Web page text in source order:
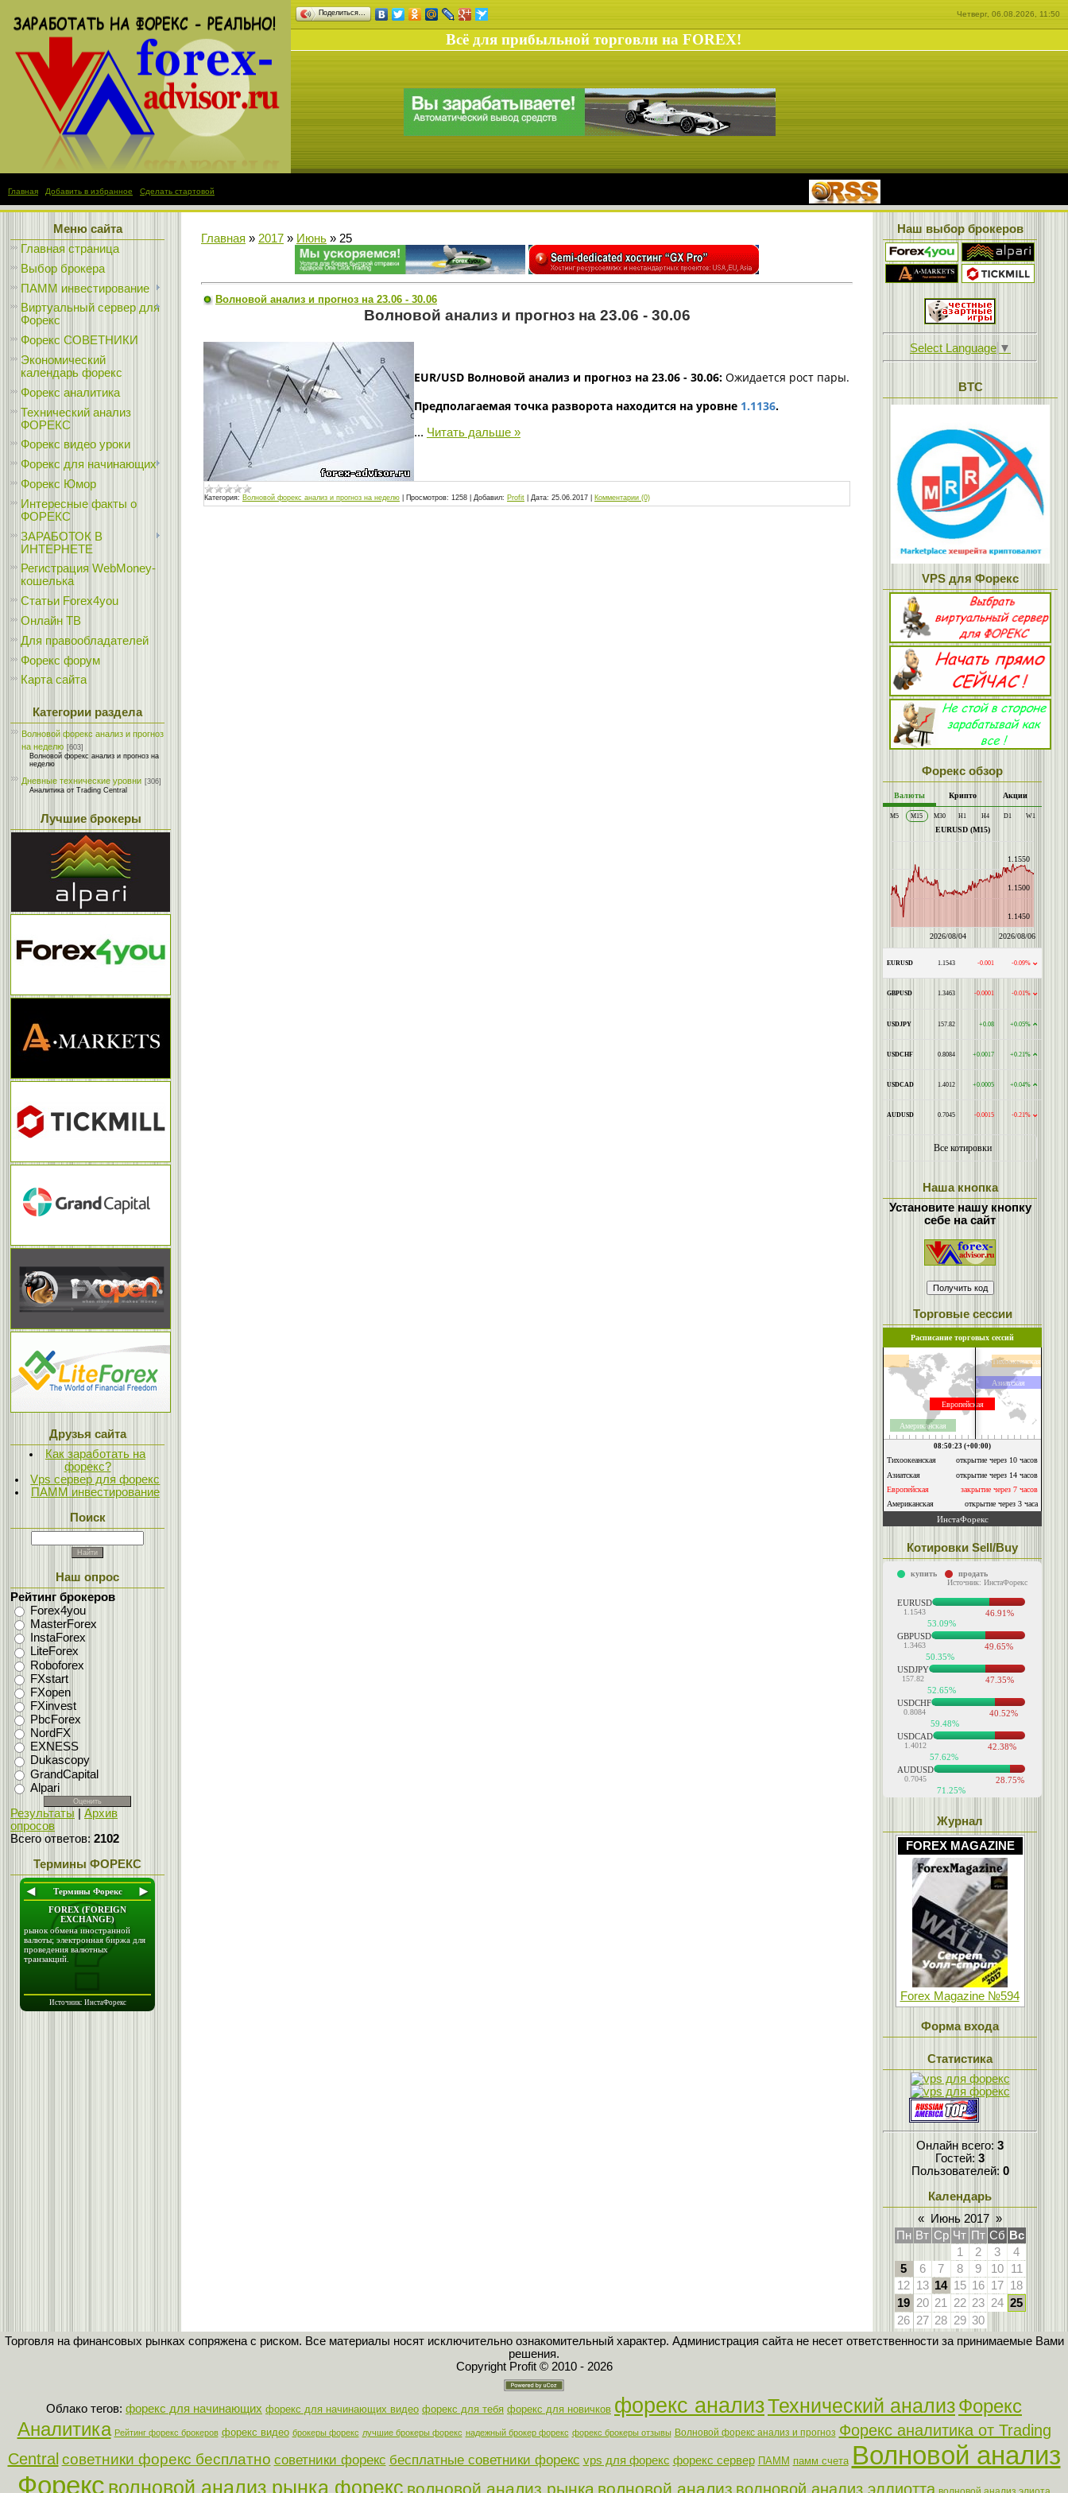
Поделиться… Четверг, 06.08.2026, 11:50
Всё для прибыльной торговли на FOREX!
Главная Добавить в избранное Сделать стартовой
Меню сайта
Главная страница
Выбор брокера
ПАММ инвестирование
Виртуальный сервер для
Форекс
Форекс СОВЕТНИКИ
Экономический
календарь форекс
Форекс аналитика
Технический анализ
ФОРЕКС
Форекс видео уроки
Форекс для начинающих
Форекс Юмор
Интересные факты о
ФОРЕКС
ЗАРАБОТОК В
ИНТЕРНЕТЕ
Регистрация WebMoney-
кошелька
Статьи Forex4you
Онлайн ТВ
Для правообладателей
Форекс форум
Карта сайта
Категории раздела
Волновой форекс анализ и прогноз
на неделю [603]
Волновой форекс анализ и прогноз на
неделю
Дневные технические уровни [306]
Аналитика от Trading Central
Лучшие брокеры
Друзья сайта
Как заработать на
форекс?
Vps сервер для форекс
ПАММ инвестирование
Поиск
Наш опрос
Рейтинг брокеров
Forex4you
MasterForex
InstaForex
LiteForex
Roboforex
FXstart
FXopen
FXinvest
PbcForex
NordFX
EXNESS
Dukascopy
GrandCapital
Alpari
Результаты
Архив
опросов
Всего ответов: 2102
Термины ФОРЕКС
Главная » 2017 » Июнь » 25
Волновой анализ и прогноз на 23.06 - 30.06
Волновой анализ и прогноз на 23.06 - 30.06
EUR/USD Волновой анализ и прогноз на 23.06 - 30.06: Ожидается рост пары.
Предполагаемая точка разворота находится на уровне 1.1136.
... Читать дальше »
Категория: Волновой форекс анализ и прогноз на неделю Просмотров: 1258 Добавил: Profit Дата: 25.06.2017 Комментарии (0)
Наш выбор брокеров
Select Language ▼
BTC
VPS для Форекс
Форекс обзор
Наша кнопка
Установите нашу кнопку
себе на сайт
Торговые сессии
Котировки Sell/Buy
Журнал
FOREX MAGAZINE
Forex Magazine №594
Форма входа
Статистика
Онлайн всего: 3
Гостей: 3
Пользователей: 0
Календарь
«
Июнь 2017 »
Пн Вт Ср Чт Пт Сб Вс
1
2 3
4
5
6 7 8 9 10
11
12 13 14 15 16 17 18
19 20 21 22 23 24 25
26 27 28 29 30
Торговля на финансовых рынках сопряжена с риском. Все материалы носят исключительно ознакомительный характер. Администрация сайта не несет ответственности за принимаемые Вами
решения.
Copyright Profit © 2010 - 2026
Облако тегов: форекс для начинающих форекс для начинающих видео форекс для тебя форекс для новичков форекс анализТехнический анализФорекс
Аналитика Рейтинг форекс брокеров форекс видео брокеры форекс лучшие брокеры форекс надежный брокер форекс форекс брокеры отзывы Волновой форекс анализ и прогноз Форекс аналитика от Trading
Central советники форекс бесплатно советники форекс бесплатные советники форекс vps для форекс форекс сервер ПАММ памм счета Волновой анализ
Форекс волновой анализ рынка форекс волновой анализ рынка волновой анализ волновой анализ эллиотта